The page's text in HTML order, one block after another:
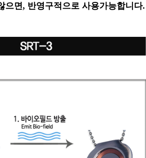
으면, 반영구적으로 사용가능합니다.